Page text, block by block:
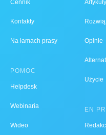
Cennik
Kontakty
Na łamach prasy
POMOC
Helpdesk
Webinaria
Wideo
Artykuły
Opinie
Użycie
EN